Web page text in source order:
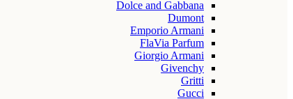
Dolce and Gabbana
Dumont
Emporio Armani
FlaVia Parfum
Giorgio Armani
Givenchy
Gritti
Gucci